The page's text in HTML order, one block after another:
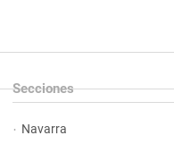
Secciones
Navarra